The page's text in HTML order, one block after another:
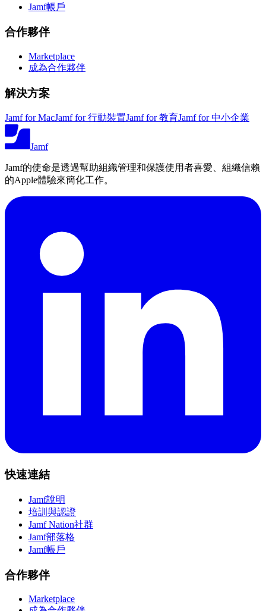
Jamf帳戶
合作夥伴
Marketplace
成為合作夥伴
解決方案
Jamf for MacJamf for 行動裝置Jamf for 教育Jamf for 中小企業
Jamf
Jamf的使命是透過幫助組織管理和保護使用者喜愛、組織信賴
的Apple體驗來簡化工作。
快速連結
Jamf說明
培訓與認證
Jamf Nation社群
Jamf部落格
Jamf帳戶
合作夥伴
Marketplace